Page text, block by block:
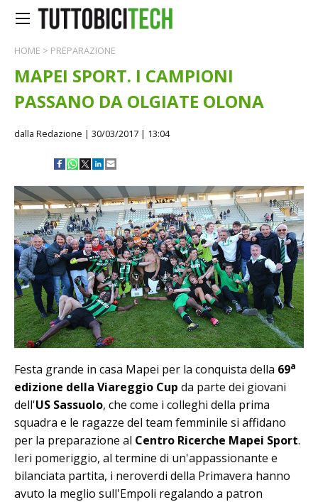
HOME > PREPARAZIONE
MAPEI SPORT. I CAMPIONI
PASSANO DA OLGIATE OLONA
dalla Redazione | 30/03/2017 | 13:04
Festa grande in casa Mapei per la conquista della 69a
edizione della Viareggio Cup da parte dei giovani
dell'US Sassuolo, che come i colleghi della prima
squadra e le ragazze del team femminile si affidano
per la preparazione al Centro Ricerche Mapei Sport.
Ieri pomeriggio, al termine di un'appassionante e
bilanciata partita, i neroverdi della Primavera hanno
avuto la meglio sull'Empoli regalando a patron